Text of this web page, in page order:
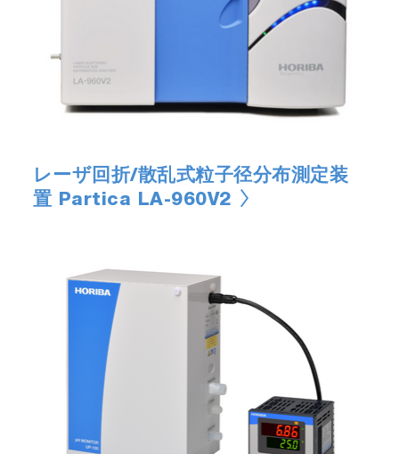
レーザ回折/散乱式粒子径分布測定装
置 Partica LA-960V2